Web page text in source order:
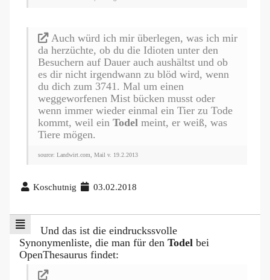
Auch würd ich mir überlegen, was ich mir
da herzüchte, ob du die Idioten unter den
Besuchern auf Dauer auch aushältst und ob
es dir nicht irgendwann zu blöd wird, wenn
du dich zum 3741. Mal um einen
weggeworfenen Mist bücken musst oder
wenn immer wieder einmal ein Tier zu Tode
kommt, weil ein Todel meint, er weiß, was
Tiere mögen.
source: Landwirt.com, Mail v. 19.2.2013
Koschutnig 03.02.2018
Und das ist die eindruckssvolle
Synonymenliste, die man für den Todel bei
OpenThesaurus findet: